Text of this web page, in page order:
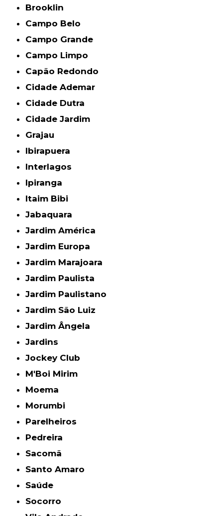
Brooklin
Campo Belo
Campo Grande
Campo Limpo
Capão Redondo
Cidade Ademar
Cidade Dutra
Cidade Jardim
Grajau
Ibirapuera
Interlagos
Ipiranga
Itaim Bibi
Jabaquara
Jardim América
Jardim Europa
Jardim Marajoara
Jardim Paulista
Jardim Paulistano
Jardim São Luiz
Jardim Ângela
Jardins
Jockey Club
M'Boi Mirim
Moema
Morumbi
Parelheiros
Pedreira
Sacomã
Santo Amaro
Saúde
Socorro